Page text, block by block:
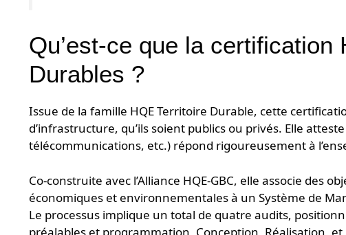
Qu’est-ce que la
Durables ?
Issue de la famille HQE Territoire Durable, cette
d’infrastructure, qu’ils soient publics ou privés. Elle
télécommunications, etc.) répond rigoureusement à
Co-construite avec l’Alliance HQE-GBC, elle associe des
économiques et environnementales à un Système de
Le processus implique un total de quatre audits,
préalables et programmation, Conception, Réalisation, et